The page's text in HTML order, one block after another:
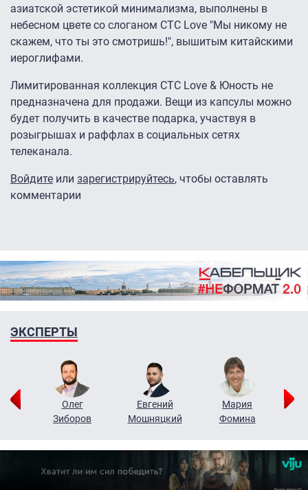
азиатской эстетикой минимализма, выполнены в
небесном цвете со слоганом СТС Love "Мы никому не
скажем, что ты это смотришь!", вышитым китайскими
иероглифами.
Лимитированная коллекция СТС Love & Юность не
предназначена для продажи. Вещи из капсулы можно
будет получить в качестве подарка, участвуя в
розыгрышах и раффлах в социальных сетях
телеканала.
Войдите или зарегистрируйтесь, чтобы оставлять
комментарии
ЭКСПЕРТЫ
Олег
Зиборов
Евгений
Мошняцкий
Мария
Фомина